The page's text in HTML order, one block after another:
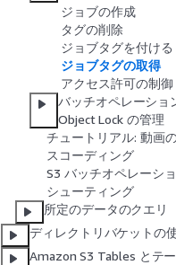
ジョブの作成
タグの削除
ジョブタグを付ける
ジョブタグの取得
アクセス許可の制御
バッチオペレーショ
Object Lock の管理
チュートリアル: 動画
スコーディング
S3 バッチオペレーシ
シューティング
所定のデータのクエリ
ディレクトリバケットの
Amazon S3 Tables とテ